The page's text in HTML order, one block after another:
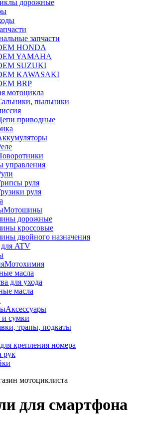
дорожные
запчасти
HONDA
YAMAHA
SUZUKI
KAWASAKI
BRP
мотоцикла
пыльники
приводные
управления
руля
руля
Мотошины
дорожные
кроссовые
двойного назначения
ATV
Мотохимия
масла
для ухода
масла
Аксессуары
сумки
трапы, подкаты
крепления номера
рук
для смартфона